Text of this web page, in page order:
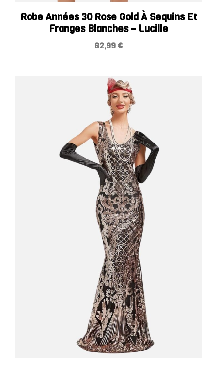
Robe Années 30 Rose Gold À Sequins Et
Franges Blanches – Lucille
82,99 €